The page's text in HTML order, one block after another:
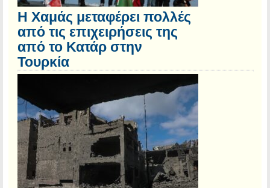
Η Χαμάς μεταφέρει πολλές
από τις επιχειρήσεις της
από το Κατάρ στην
Τουρκία